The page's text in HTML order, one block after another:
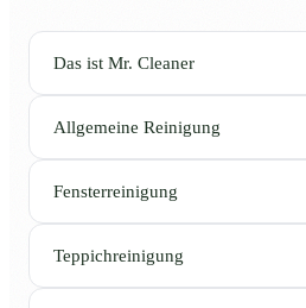
Das ist Mr. Cleaner
Allgemeine Reinigung
Fensterreinigung
Teppichreinigung